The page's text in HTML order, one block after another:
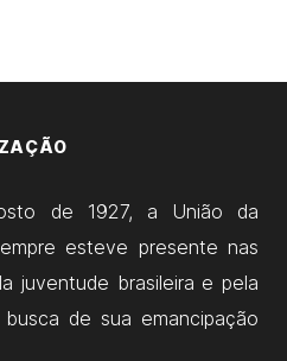
de 1927, a União da
esteve presente nas
juventude brasileira e pela
de sua emancipação